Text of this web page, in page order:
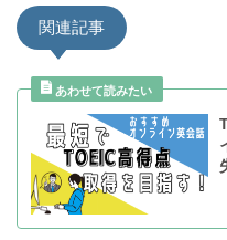
関連記事